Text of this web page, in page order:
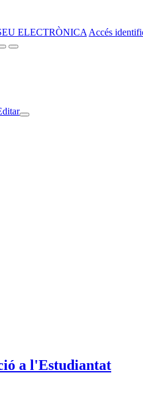
ELECTRÒNICA Accés
a l'Estudiantat